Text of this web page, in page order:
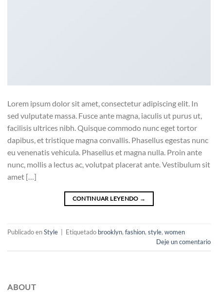
Lorem ipsum dolor sit amet, consectetur adipiscing elit. In
sed vulputate massa. Fusce ante magna, iaculis ut purus ut,
facilisis ultrices nibh. Quisque commodo nunc eget tortor
dapibus, et tristique magna convallis. Phasellus egestas nunc
eu venenatis vehicula. Phasellus et magna nulla. Proin ante
nunc, mollis a lectus ac, volutpat placerat ante. Vestibulum sit
amet […]
CONTINUAR LEYENDO →
Publicado enStyle Etiquetado brooklyn, fashion, style, women
Deje un comentario
ABOUT